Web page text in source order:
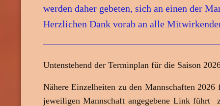
werden daher gebeten, sich an einen der
Herzlichen Dank vorab an alle
Untenstehend der Terminplan für die Saison
Nähere Einzelheiten zu den Mannschaften
jeweiligen Mannschaft angegebene Link führt